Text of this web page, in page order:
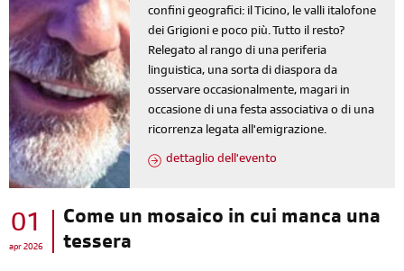
confini geografici: il Ticino, le valli italofone
dei Grigioni e poco più. Tutto il resto?
Relegato al rango di una periferia
linguistica, una sorta di diaspora da
osservare occasionalmente, magari in
occasione di una festa associativa o di una
ricorrenza legata all'emigrazione.
dettaglio dell'evento
01
apr 2026
Come un mosaico in cui manca una
tessera